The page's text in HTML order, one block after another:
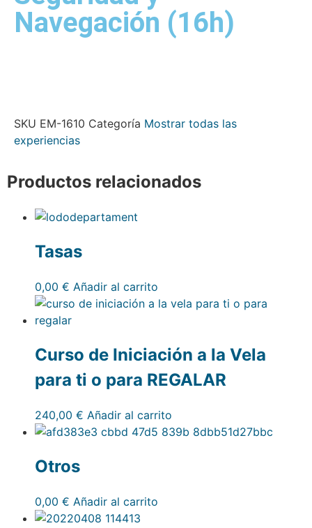
Navegación (16h)
SKU EM-1610 Categoría Mostrar todas las
experiencias
Productos relacionados
Tasas
0,00 € Añadir al carrito
Curso de Iniciación a la Vela
para ti o para REGALAR
240,00 € Añadir al carrito
Otros
0,00 € Añadir al carrito